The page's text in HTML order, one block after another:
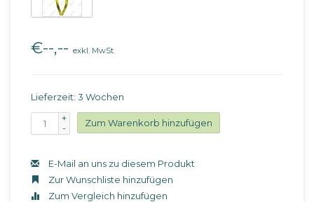
€--,-- exkl. MwSt.
Lieferzeit: 3 Wochen
+
-
Zum Warenkorb hinzufügen
E-Mail an uns zu diesem Produkt
Zur Wunschliste hinzufügen
Zum Vergleich hinzufügen